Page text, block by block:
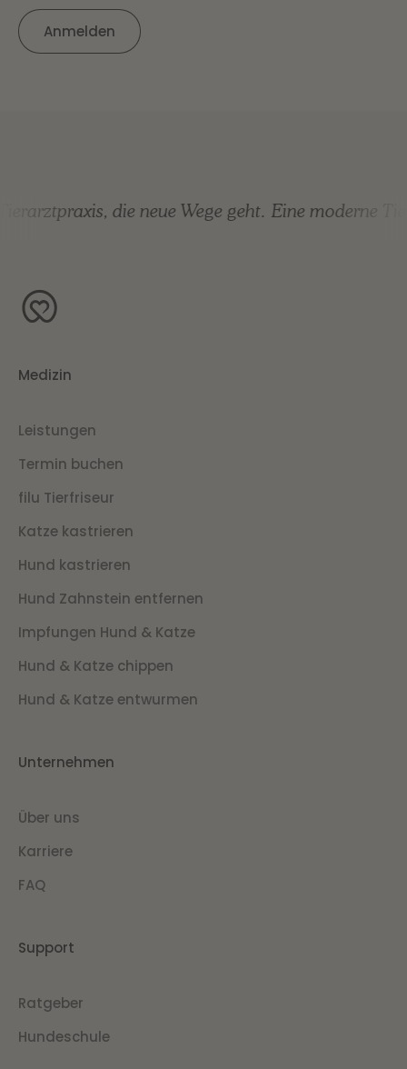
die neue Wege geht. Eine moderne
Medizin
Leistungen
Termin buchen
filu Tierfriseur
Katze kastrieren
Hund kastrieren
Hund Zahnstein entfernen
Impfungen Hund & Katze
Hund & Katze chippen
Hund & Katze entwurmen
Unternehmen
Über uns
Karriere
FAQ
Support
Ratgeber
Hundeschule